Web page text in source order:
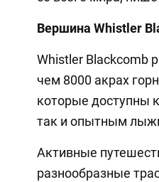
Вершина Whistler
Whistler Blackcomb
чем 8000 акрах
которые доступны
так и опытным
Активные
разнообразные